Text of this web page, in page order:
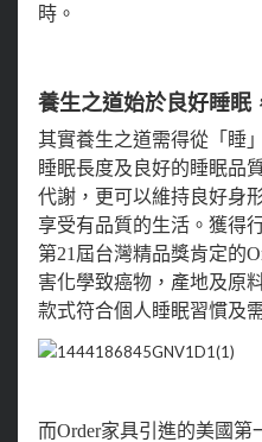
時。
養生之道始於良好睡眠
其實養生之道需得從「睡
睡眠長度及良好的睡眠品
代謝，更可以維持良好身
享受有品質的生活。獲得
第21屆台灣精品獎肯定的
害化學致癌物，產地及原
款式符合個人睡眠習慣及
而Order家具引進的美國第